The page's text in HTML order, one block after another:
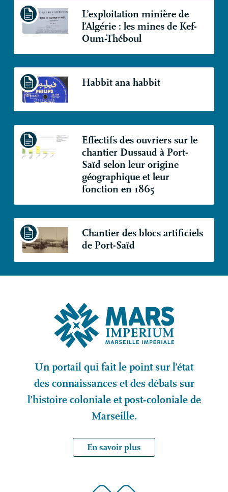
L’exploitation minière de
l’Algérie : les mines de Kef-
Oum-Théboul
Habbit ana habbit
Effectifs des ouvriers sur le
chantier Dussaud à Port-
Saïd selon leur origine
géographique et leur
fonction en 1865
Chantier des blocs artificiels
de Port-Saïd
Un portail qui fait le point sur l’état
des connaissances et des débats sur
l’histoire coloniale et post-coloniale de
Marseille.
En savoir plus